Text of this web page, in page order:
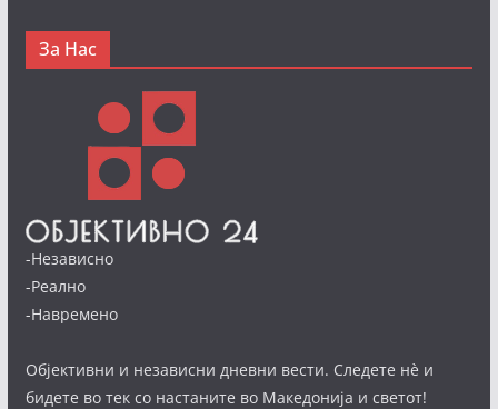
За Нас
-Независно
-Реално
-Навремено
Објективни и независни дневни вести. Следете нè и
бидете во тек со настаните во Македонија и светот!